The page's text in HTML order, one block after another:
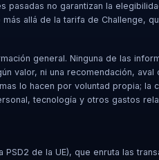
no garantizan la
allá de la tarifa de Challenge,
general. Ninguna de las
valor, ni una recomendación, aval
lo hacen por voluntad propia; la
tecnología y otros gastos
de la UE), que enruta las